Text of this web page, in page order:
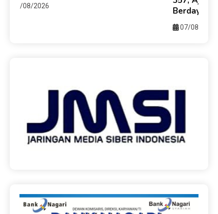
08/08/2026
Berdaya
07/08/2026